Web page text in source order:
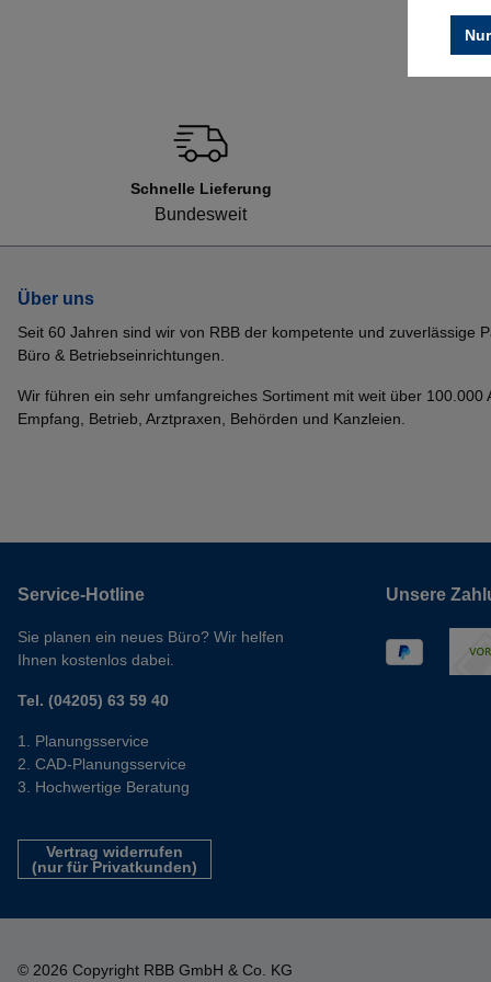
Schnelle Lieferung
Bundesweit
Über uns
Seit 60 Jahren sind wir von RBB der kompetente und zuverlässige
Büro & Betriebseinrichtungen.
Wir führen ein sehr umfangreiches Sortiment mit weit über 100.000
Empfang, Betrieb, Arztpraxen, Behörden und Kanzleien.
Service-Hotline
Sie planen ein neues Büro? Wir helfen
Ihnen kostenlos dabei.
Tel. (04205) 63 59 40
Planungsservice
CAD-Planungsservice
Hochwertige Beratung
Vertrag widerrufen
(nur für Privatkunden)
Unsere
© 2026 Copyright RBB GmbH & Co. KG